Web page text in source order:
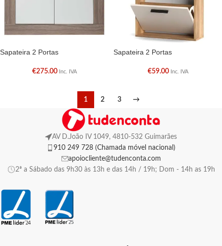
Sapateira 2 Portas
€275.00 Inc. IVA
Sapateira 2 Portas
€59.00 Inc. IVA
1 2 3 →
AV D.João IV 1049, 4810-532 Guimarães
910 249 728 (Chamada móvel nacional)
apoiocliente@tudenconta.com
2ª a Sábado das 9h30 às 13h e das 14h / 19h; Dom - 14h as 19h